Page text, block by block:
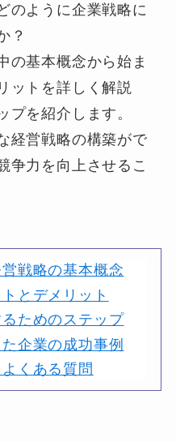
のように企業戦略に
？
の基本概念から始ま
ットを詳しく解説
プを紹介します。
経営戦略の構築がで
争力を向上させるこ
戦略の基本概念
とデメリット
ためのステップ
企業の成功事例
くある質問